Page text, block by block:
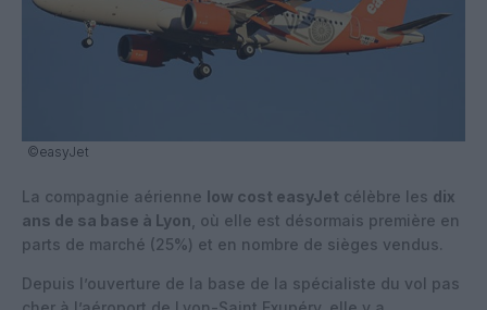
©easyJet
La compagnie aérienne low cost easyJet célèbre les dix
ans de sa base à Lyon , où elle est désormais première en
parts de marché (25%) et en nombre de sièges vendus.
Depuis l’ouverture de la base de la spécialiste du vol pas